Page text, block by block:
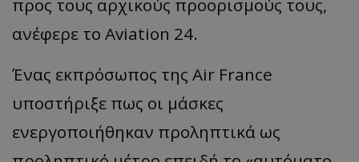
προς τους αρχικούς προορισμούς τους,
ανέφερε το Aviation 24.
Ένας εκπρόσωπος της Air France
υποστήριξε πως οι μάσκες
ενεργοποιήθηκαν προληπτικά ως